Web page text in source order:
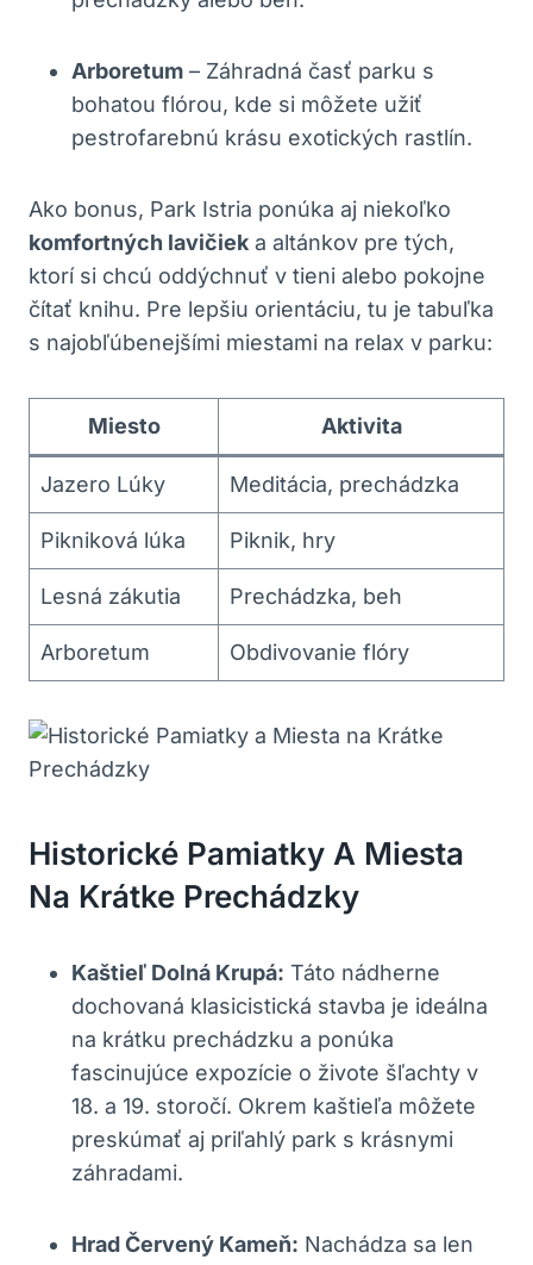
Arboretum – Záhradná časť parku s
bohatou flórou, kde si môžete užiť
pestrofarebnú krásu exotických rastlín.
Ako bonus, Park Istria ponúka aj niekoľko
komfortných lavičiek a altánkov pre tých,
ktorí si chcú oddýchnuť v tieni alebo pokojne
čítať knihu. Pre lepšiu orientáciu, tu je tabuľka
s najobľúbenejšími miestami na relax v parku:
Miesto Aktivita
Jazero Lúky Meditácia, prechádzka
Pikniková lúka Piknik, hry
Lesná zákutia Prechádzka, beh
Arboretum Obdivovanie flóry
Historické Pamiatky A Miesta
Na Krátke Prechádzky
Kaštieľ Dolná Krupá: Táto nádherne
dochovaná klasicistická stavba je ideálna
na krátku prechádzku a ponúka
fascinujúce expozície o živote šľachty v
18. a 19. storočí. Okrem kaštieľa môžete
preskúmať aj priľahlý park s krásnymi
záhradami.
Hrad Červený Kameň: Nachádza sa len